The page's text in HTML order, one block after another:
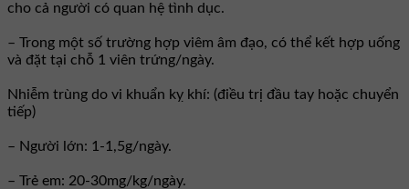
cho cả người có quan hệ tình dục.
– Trong một số trường hợp viêm âm đạo, có thể kết hợp uống
và đặt tại chỗ 1 viên trứng/ngày.
Nhiễm trùng do vi khuẩn kỵ khí: (điều trị đầu tay hoặc chuyển
tiếp)
– Người lớn: 1-1,5g/ngày.
– Trẻ em: 20-30mg/kg/ngày.